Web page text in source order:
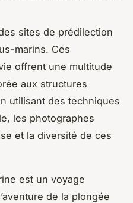
sites de prédilection
marins. Ces
offrent une multitude
aux structures
utilisant des techniques
les photographes
et la diversité de ces
est un voyage
de la plongée